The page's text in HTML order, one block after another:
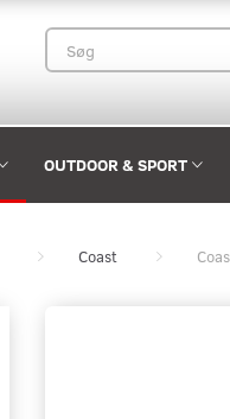
OUTDOOR & SPORT
Coast